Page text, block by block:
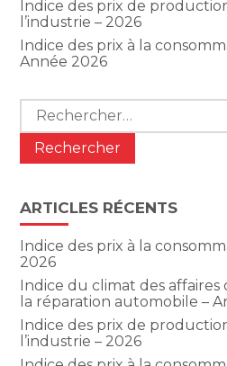
Indice des prix de
l’industrie – 2026
Indice des prix à la
Année 2026
Rechercher :
ARTICLES RÉCENTS
Indice des prix à la
2026
Indice du climat des affaires
la réparation automobile –
Indice des prix de
l’industrie – 2026